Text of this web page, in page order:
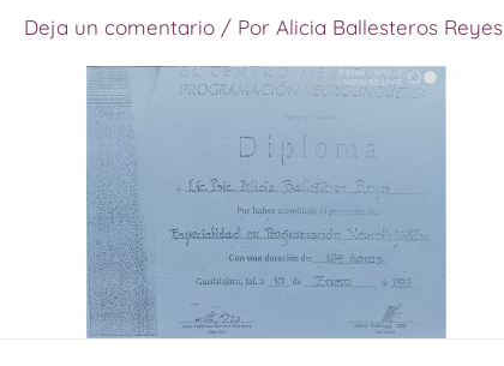
Deja un comentario / Por Alicia Ballesteros Reyes